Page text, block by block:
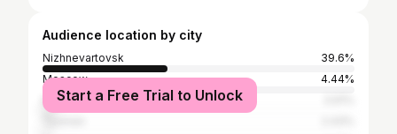
Audience location by city
Nizhnevartovsk
39.6%
Moscow
4.44%
Neftekamsk
Start a Free Trial to Unlock